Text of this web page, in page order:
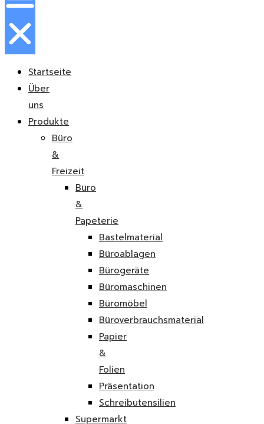
Startseite
Über
uns
Produkte
Büro
&
Freizeit
Büro
&
Papeterie
Bastelmaterial
Büroablagen
Bürogeräte
Büromaschinen
Büromöbel
Büroverbrauchsmaterial
Papier
&
Folien
Präsentation
Schreibutensilien
Supermarkt